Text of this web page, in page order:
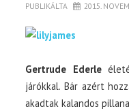
PUBLIKÁLTA 2015.
Gertrude Ederle
járókkal. Bár azért
akadtak kalandos